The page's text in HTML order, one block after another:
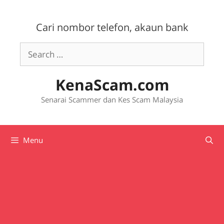
Cari nombor telefon, akaun bank
Search
for:
KenaScam.com
Senarai Scammer dan Kes Scam Malaysia
Menu